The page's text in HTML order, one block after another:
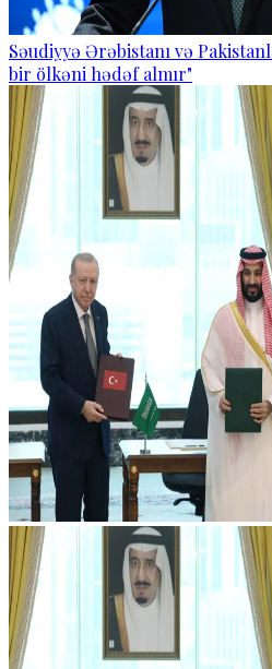
Səudiyyə Ərəbistanı və
bir ölkəni hədəf almır"